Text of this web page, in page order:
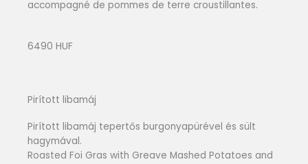
accompagné de pommes de terre croustillantes.
6490 HUF
Pirított libamáj
Pirított libamáj tepertős burgonyapürével és sült
hagymával.
Roasted Foi Gras with Greave Mashed Potatoes and